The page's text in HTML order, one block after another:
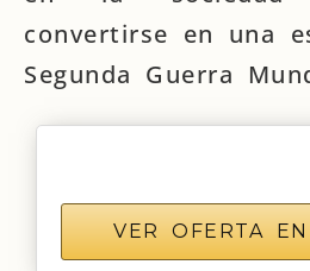
convertirse en una
Segunda Guerra
VER OFERTA